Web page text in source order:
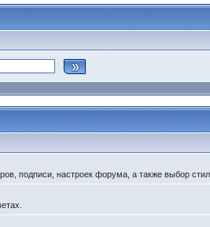
подписи, настроек форума, а также выбор